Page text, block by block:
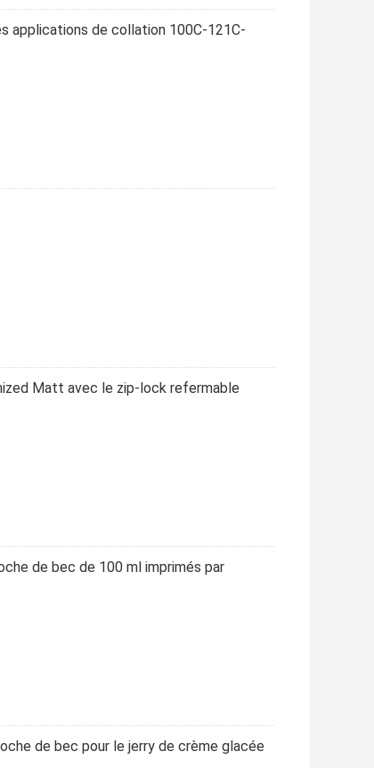
applications de collation 100C-121C-
Matt avec le zip-lock refermable
de bec de 100 ml imprimés par
de bec pour le jerry de crème glacée